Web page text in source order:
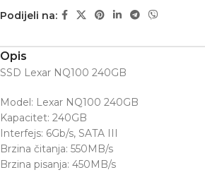
Podijeli na:
Opis
SSD Lexar NQ100 240GB
Model: Lexar NQ100 240GB
Kapacitet: 240GB
Interfejs: 6Gb/s, SATA III
Brzina čitanja: 550MB/s
Brzina pisanja: 450MB/s